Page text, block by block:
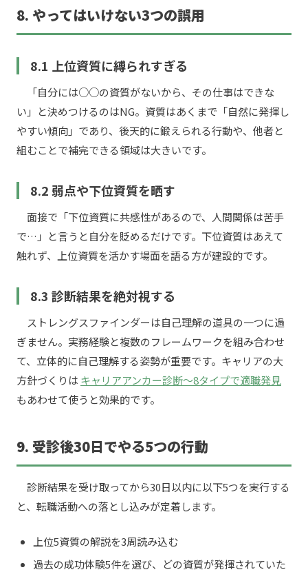
8. やってはいけない3つの誤用
8.1 上位資質に縛られすぎる
「自分には○○の資質がないから、その仕事はできな
い」と決めつけるのはNG。資質はあくまで「自然に発揮し
やすい傾向」であり、後天的に鍛えられる行動や、他者と
組むことで補完できる領域は大きいです。
8.2 弱点や下位資質を晒す
面接で「下位資質に共感性があるので、人間関係は苦手
で…」と言うと自分を貶めるだけです。下位資質はあえて
触れず、上位資質を活かす場面を語る方が建設的です。
8.3 診断結果を絶対視する
ストレングスファインダーは自己理解の道具の一つに過
ぎません。実務経験と複数のフレームワークを組み合わせ
て、立体的に自己理解する姿勢が重要です。キャリアの大
方針づくりは キャリアアンカー診断〜8タイプで適職発見
もあわせて使うと効果的です。
9. 受診後30日でやる5つの行動
診断結果を受け取ってから30日以内に以下5つを実行する
と、転職活動への落とし込みが定着します。
上位5資質の解説を3周読み込む
過去の成功体験5件を選び、どの資質が発揮されていた